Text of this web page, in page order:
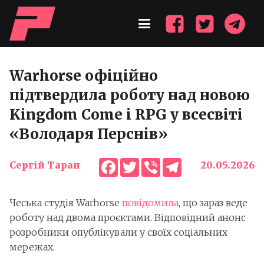
Warhorse офіційно
підтвердила роботу над новою
Kingdom Come і RPG у всесвіті
«Володаря Перснів»
Сергій Таран Facebook
TwitterViber Telegram
20.05.2026
Чеська студія Warhorse повідомила, що зараз веде
роботу над двома проєктами. Відповідний анонс
розробники опублікували у своїх соціальних
мережах.